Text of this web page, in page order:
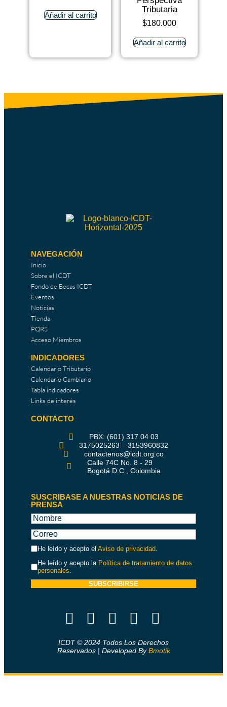
Añadir al carrito
Tributaria
$180.000
Añadir al carrito
NAVEGACIÓN
Inicio
Sobre el ICDT
Fondo de Becas ICDT
Eventos
Noticias
Tienda
PQRS
Acceso Miembros
INDICADORES
Calendario Tributario
Calendario Cambiario
Tabla indicadores
Links de interés
CONTACTO
PBX: (601) 317 04 03
3175025263 – 3153960832
contactenos@icdt.org.co
Calle 74C No. 8 - 29
Bogotá D.C., Colombia
SUSCRIBASE A NUESTRAS NOTICIAS DE
PRENSA
He leído y acepto elAviso de privacidad.
He leído y acepto la Política de tratamiento de datos
personales.
SUBSCRIBIRSE
ICDT © 2024 Todos Los Derechos
Reservados | Developed ByBmotik